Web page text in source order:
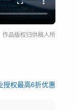
作品版权归供稿人所
授权最高6折优惠